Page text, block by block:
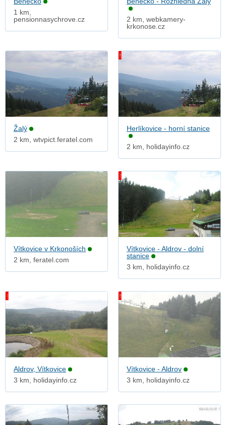
1 km,
pensionnasychrove.cz
2 km, webkamery-
krkonose.cz
Žalý
2 km, wtvpict.feratel.com
Herlíkovice - horní stanice
2 km, holidayinfo.cz
Vítkovice v Krkonoších
2 km, feratel.com
Vítkovice - Aldrov - dolní
stanice
3 km, holidayinfo.cz
Aldrov, Vítkovice
3 km, holidayinfo.cz
Vítkovice - Aldrov
3 km, holidayinfo.cz